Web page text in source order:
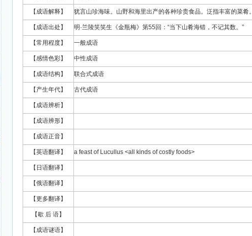
【成语解释】 犹言山珍海味。山野和海里出产的各种珍贵食品。泛指丰富的菜肴。
【成语出处】 明·兰陵笑笑生《金瓶梅》第55回：“当下山肴海错，不记其数。”
【常用程度】 一般成语
【感情色彩】 中性成语
【成语结构】 联合式成语
【产生年代】 古代成语
【成语辨析】
【成语辨形】
【成语正音】
【英语翻译】 a feast of Lucullus <all kinds of costly foods>
【日语翻译】
【俄语翻译】
【更多翻译】
【歇 后 语】
【成语谜语】